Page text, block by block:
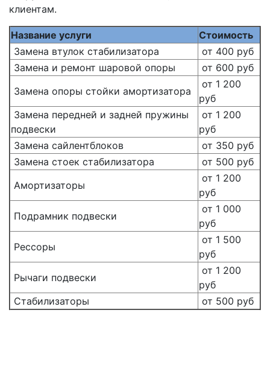
клиентам.
Название услуги
Стоимость
Замена втулок стабилизатора
от 400 руб
Замена и ремонт шаровой опоры
от 600 руб
Замена опоры стойки амортизатора
от 1 200
руб
Замена передней и задней пружины
подвески
от 1 200
руб
Замена сайлентблоков
от 350 руб
Замена стоек стабилизатора
от 500 руб
Амортизаторы
от 1 200
руб
Подрамник подвески
от 1 000
руб
Рессоры
от 1 500
руб
Рычаги подвески
от 1 200
руб
Стабилизаторы
от 500 руб